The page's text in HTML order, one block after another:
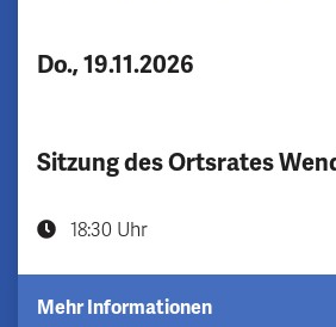
Do., 19.11.2026
Sitzung des Ortsrates
18:30 Uhr
Mehr Informationen